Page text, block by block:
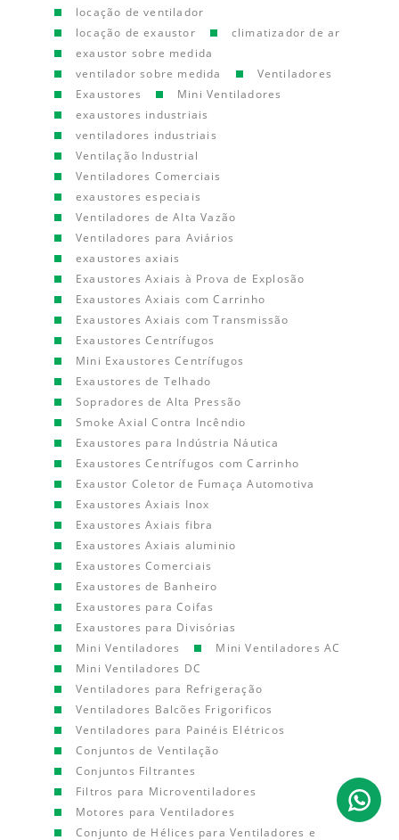
locação de ventilador
locação de exaustor
climatizador de ar
exaustor sobre medida
ventilador sobre medida
Ventiladores
Exaustores
Mini Ventiladores
exaustores industriais
ventiladores industriais
Ventilação Industrial
Ventiladores Comerciais
exaustores especiais
Ventiladores de Alta Vazão
Ventiladores para Aviários
exaustores axiais
Exaustores Axiais à Prova de Explosão
Exaustores Axiais com Carrinho
Exaustores Axiais com Transmissão
Exaustores Centrífugos
Mini Exaustores Centrífugos
Exaustores de Telhado
Sopradores de Alta Pressão
Smoke Axial Contra Incêndio
Exaustores para Indústria Náutica
Exaustores Centrífugos com Carrinho
Exaustor Coletor de Fumaça Automotiva
Exaustores Axiais Inox
Exaustores Axiais fibra
Exaustores Axiais aluminio
Exaustores Comerciais
Exaustores de Banheiro
Exaustores para Coifas
Exaustores para Divisórias
Mini Ventiladores
Mini Ventiladores AC
Mini Ventiladores DC
Ventiladores para Refrigeração
Ventiladores Balcões Frigorificos
Ventiladores para Painéis Elétricos
Conjuntos de Ventilação
Conjuntos Filtrantes
Filtros para Microventiladores
Motores para Ventiladores
Conjunto de Hélices para Ventiladores e